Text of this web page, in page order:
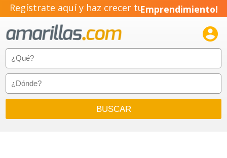
Regístrate aquí y haz crecer tuEmprendimiento!
